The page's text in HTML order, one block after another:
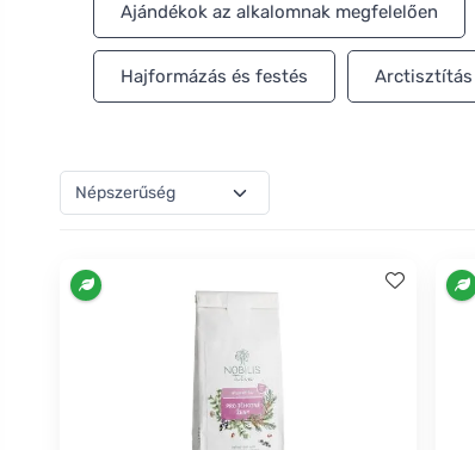
Ajándékok az alkalomnak megfelelően
Hajformázás és festés Arctisztítás